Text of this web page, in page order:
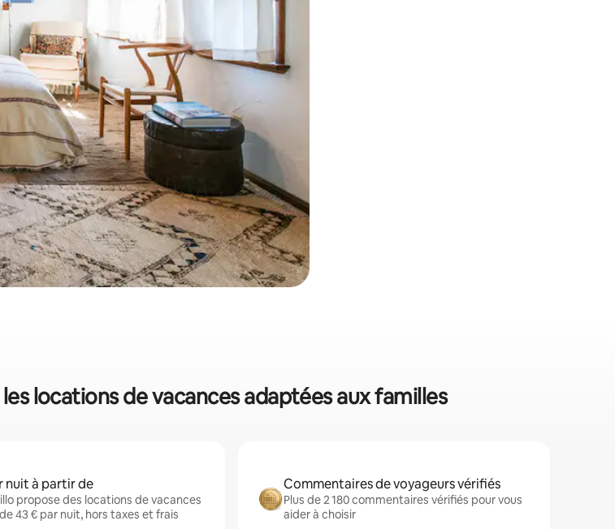
pour les parcourir ou en appuyant et en faisant glisser.
locations de vacances adaptées aux familles
nuit à partir de
propose des locations de vacances
43 € par nuit, hors taxes et frais
Commentaires de voyageurs vérifiés
Plus de 2 180 commentaires vérifiés pour vous
aider à choisir